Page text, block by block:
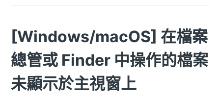
[Windows/macOS] 在檔案
總管或 Finder 中操作的檔案
未顯示於主視窗上